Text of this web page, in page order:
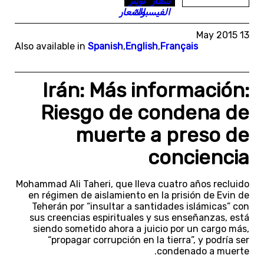
13 May 2015
Also available in Spanish,English,Français
Irán: Más información:
Riesgo de condena de
muerte a preso de
conciencia
Mohammad Ali Taheri, que lleva cuatro años recluido
en régimen de aislamiento en la prisión de Evin de
Teherán por “insultar a santidades islámicas” con
sus creencias espirituales y sus enseñanzas, está
siendo sometido ahora a juicio por un cargo más,
“propagar corrupción en la tierra”, y podría ser
condenado a muerte.